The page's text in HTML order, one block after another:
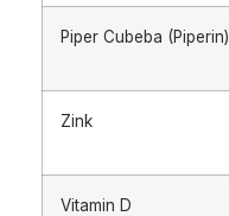
Piper Cubeba (Piperin)
Zink
Vitamin D